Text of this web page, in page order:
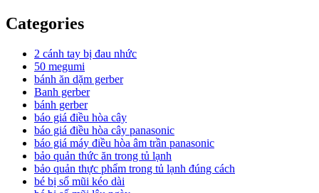
Categories
2 cánh tay bị đau nhức
50 megumi
bánh ăn dặm gerber
Banh gerber
bánh gerber
báo giá điều hòa cây
báo giá điều hòa cây panasonic
báo giá máy điều hòa âm trần panasonic
bảo quản thức ăn trong tủ lạnh
bảo quản thực phẩm trong tủ lạnh đúng cách
bé bị sổ mũi kéo dài